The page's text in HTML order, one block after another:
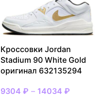
Кроссовки Jordan
Stadium 90 White Gold
оригинал 632135294
9304 ₽ – 14034 ₽